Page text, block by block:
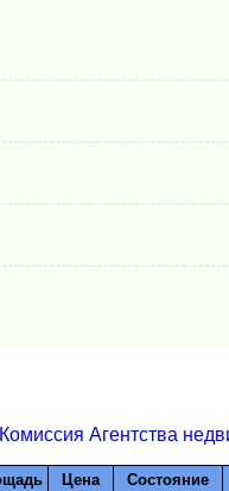
Агентства
Цена Состояние